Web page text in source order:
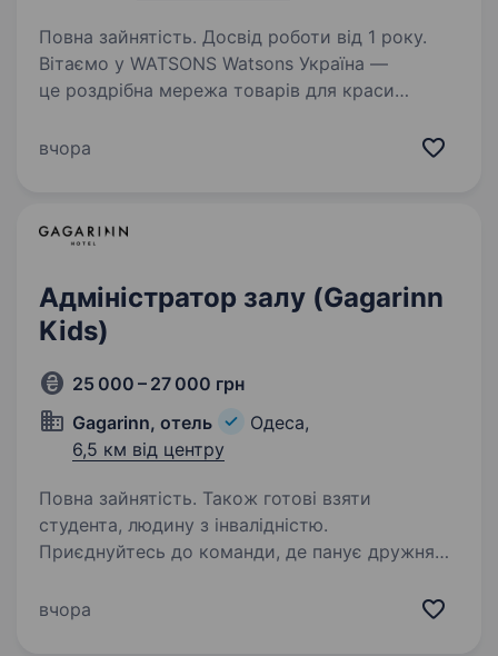
Повна зайнятість. Досвід роботи від 1 року.
Вітаємо у WATSONS Watsons Україна —
це роздрібна мережа товарів для краси
сім'ї A.S. Watson Group: найбільшої у світі
вчора
Адміністратор залу (Gagarinn
Kids)
25 000 – 27 000 грн
Gagarinn, отель
Одеса,
6,5 км від центру
Повна зайнятість. Також готові взяти
студента, людину з інвалідністю.
Приєднуйтесь до команди, де панує дружня
навички спілкування Gagarinn Kids— це перше
вчора